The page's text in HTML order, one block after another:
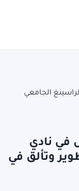
الجامعي
في نادي
وتألق في